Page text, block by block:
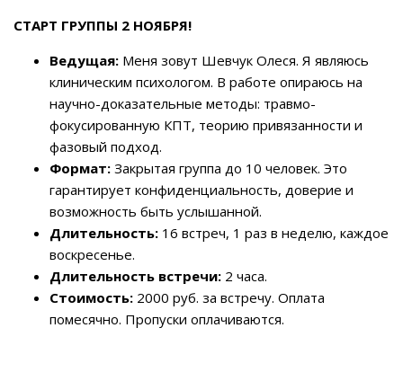
СТАРТ ГРУППЫ 2 НОЯБРЯ!
Ведущая: Меня зовут Шевчук Олеся. Я являюсь
клиническим психологом. В работе опираюсь на
научно-доказательные методы: травмо-
фокусированную КПТ, теорию привязанности и
фазовый подход.
Формат: Закрытая группа до 10 человек. Это
гарантирует конфиденциальность, доверие и
возможность быть услышанной.
Длительность: 16 встреч, 1 раз в неделю, каждое
воскресенье.
Длительность встречи: 2 часа.
Стоимость: 2000 руб. за встречу. Оплата
помесячно. Пропуски оплачиваются.